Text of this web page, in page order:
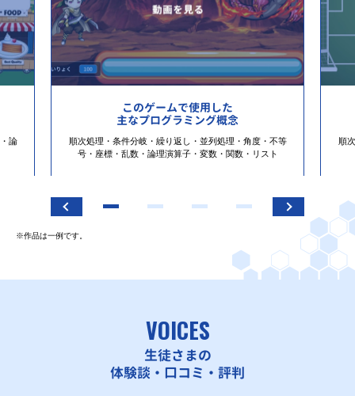
論
このゲームで使用した
主なプログラミング概念
順次処理・条件分岐・繰り返し・並列処理・角度・不等
号・座標・乱数・論理演算子・変数・関数・リスト
順
※作品は一例です。
VOICES
生徒さまの
体験談・口コミ・評判